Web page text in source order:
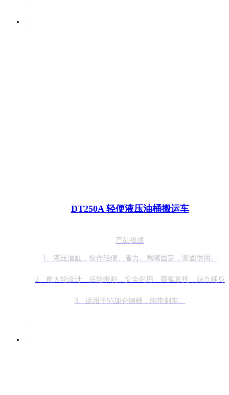
DT250A 轻便液压油桶搬运车
产品描述
1、液压油缸，操作轻便、省力。鹰嘴固定，坚固耐用。
2、前大轮设计，后轮带刹，安全耐用。圆弧靠托，贴合桶身
3、适用于55加仑钢桶，脚带刹车。